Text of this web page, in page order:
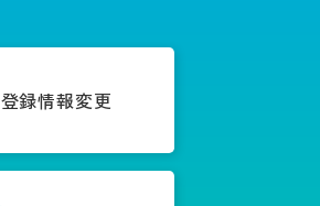
登録情報変更